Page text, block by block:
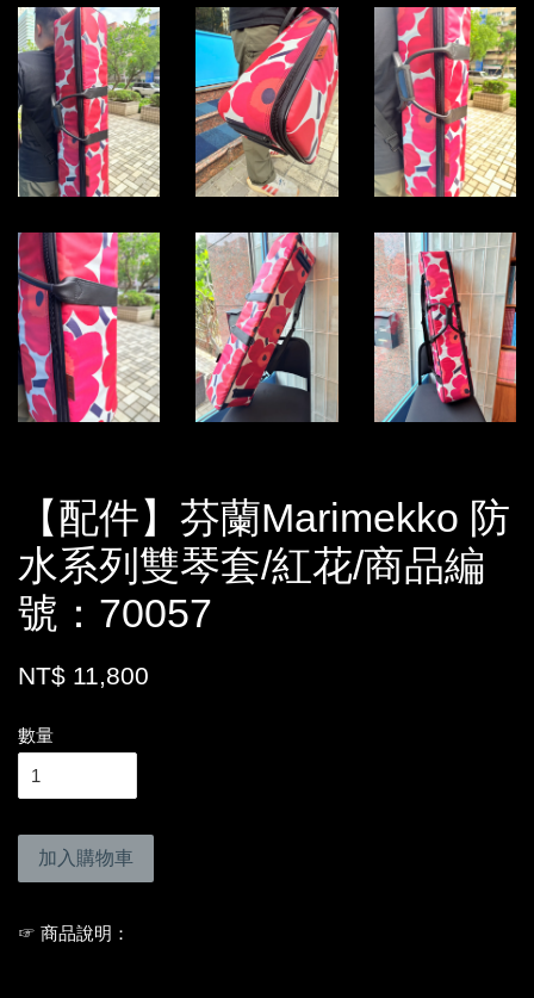
【配件】芬蘭Marimekko 防
水系列雙琴套/紅花/商品編
號：70057
NT$ 11,800
數量
加入購物車
☞ 商品說明：